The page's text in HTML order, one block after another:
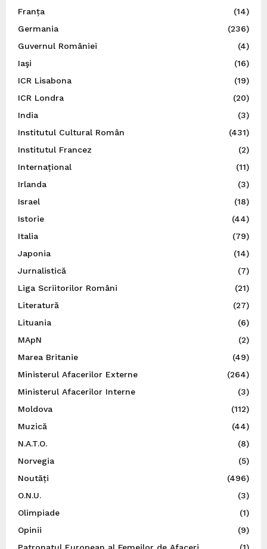
Franța
(14)
Germania
(236)
Guvernul României
(4)
Iaşi
(16)
ICR Lisabona
(19)
ICR Londra
(20)
India
(3)
Institutul Cultural Român
(431)
Institutul Francez
(2)
Internațional
(11)
Irlanda
(3)
Israel
(18)
Istorie
(44)
Italia
(79)
Japonia
(14)
Jurnalistică
(7)
Liga Scriitorilor Români
(21)
Literatură
(27)
Lituania
(6)
MApN
(2)
Marea Britanie
(49)
Ministerul Afacerilor Externe
(264)
Ministerul Afacerilor Interne
(3)
Moldova
(112)
Muzică
(44)
N.A.T.O.
(8)
Norvegia
(5)
Noutăți
(496)
O.N.U.
(3)
Olimpiade
(1)
Opinii
(9)